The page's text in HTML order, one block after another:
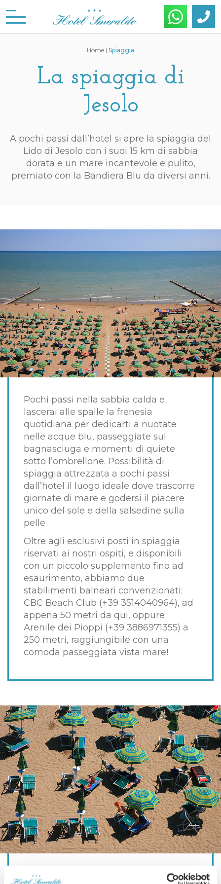
Home | Spiaggia
La spiaggia di
Jesolo
A pochi passi dall’hotel si apre la spiaggia del
Lido di Jesolo con i suoi 15 km di sabbia
dorata e un mare incantevole e pulito,
premiato con la Bandiera Blu da diversi anni.
Pochi passi nella sabbia calda e
lascerai alle spalle la frenesia
quotidiana per dedicarti a nuotate
nelle acque blu, passeggiate sul
bagnasciuga e momenti di quiete
sotto l’ombrellone. Possibilità di
spiaggia attrezzata a pochi passi
dall’hotel il luogo ideale dove trascorre
giornate di mare e godersi il piacere
unico del sole e della salsedine sulla
pelle.
Oltre agli esclusivi posti in spiaggia
riservati ai nostri ospiti, e disponibili
con un piccolo supplemento fino ad
esaurimento, abbiamo due
stabilimenti balneari convenzionati:
CBC Beach Club (+39 3514040964), ad
appena 50 metri da qui, oppure
Arenile dei Pioppi (+39 3886971355) a
250 metri, raggiungibile con una
comoda passeggiata vista mare!
Nelle pause dal solleone, potrai